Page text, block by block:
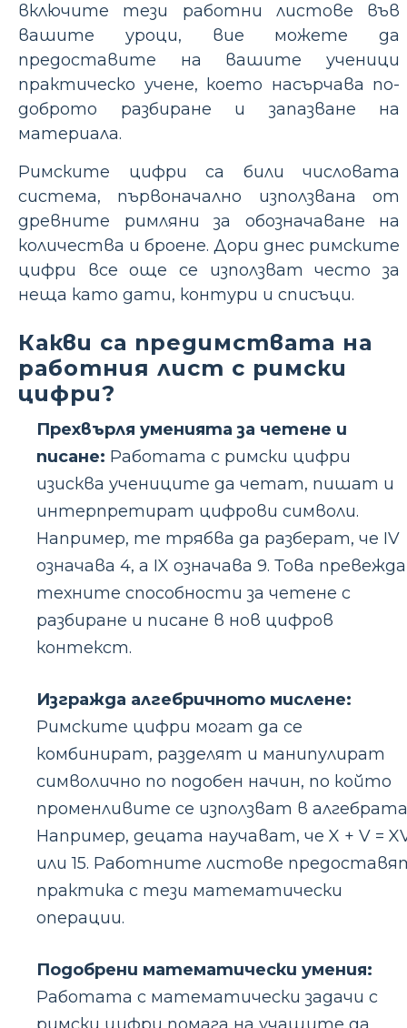
включите тези работни листове във
вашите уроци, вие можете да
предоставите на вашите ученици
практическо учене, което насърчава по-
доброто разбиране и запазване на
материала.
Римските цифри са били числовата
система, първоначално използвана от
древните римляни за обозначаване на
количества и броене. Дори днес римските
цифри все още се използват често за
неща като дати, контури и списъци.
Какви са предимствата на
работния лист с римски
цифри?
Прехвърля уменията за четене и
писане: Работата с римски цифри
изисква учениците да четат, пишат и
интерпретират цифрови символи.
Например, те трябва да разберат, че IV
означава 4, а IX означава 9. Това превежда
техните способности за четене с
разбиране и писане в нов цифров
контекст.
Изгражда алгебричното мислене:
Римските цифри могат да се
комбинират, разделят и манипулират
символично по подобен начин, по който
променливите се използват в
Например, децата научават, че X + V =
или 15. Работните листове
практика с тези математически
операции.
Подобрени математически умения:
Работата с математически задачи с